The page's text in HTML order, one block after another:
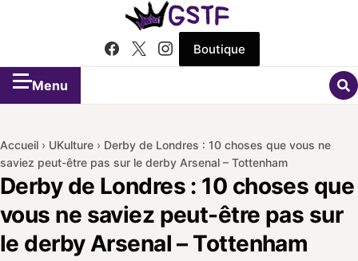
Boutique
Menu
Accueil › UKulture › Derby de Londres : 10 choses que vous ne
saviez peut-être pas sur le derby Arsenal – Tottenham
Derby de Londres : 10 choses que
vous ne saviez peut-être pas sur
le derby Arsenal – Tottenham